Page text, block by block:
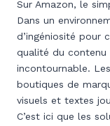
Sur Amazon, le
Dans un
d’ingéniosité pour
qualité du contenu
incontournable.
boutiques de
visuels et textes
C’est ici que les